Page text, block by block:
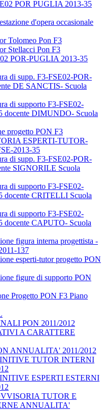
POR PUGLIA 2013-35
d'opera occasionale
Tolomeo Pon F3
Stellacci Pon F3
POR-PUGLIA 2013-35
di supp. F3-FSE02-POR-
DE SANCTIS- Scuola
di supporto F3-FSE02-
docente DIMUNDO- Scuola
progetto PON F3
ESPERTI-TUTOR-
2013-35
di supp. F3-FSE02-POR-
SIGNORILE Scuola
di supporto F3-FSE02-
docente CRITELLI Scuola
di supporto F3-FSE02-
CAPUTO- Scuola
figura interna progettista -
137
esperti-tutor progetto PON
figure di supporto PON
Progetto PON F3 Piano
PON 2011/2012
A CARATTERE
ANNUALITA' 2011/2012
TUTOR INTERNI
ESPERTI ESTERNI
TUTOR E
ANNUALITA'